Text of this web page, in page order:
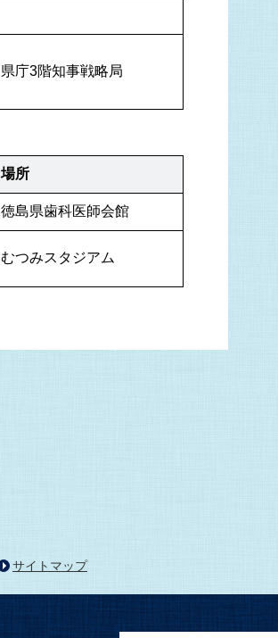
県庁3階知事戦略局
場所
徳島県歯科医師会館
むつみスタジアム
サイトマップ